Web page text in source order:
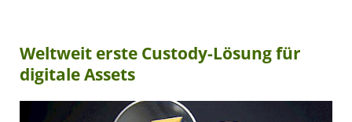
Weltweit erste Custody-Lösung für
digitale Assets